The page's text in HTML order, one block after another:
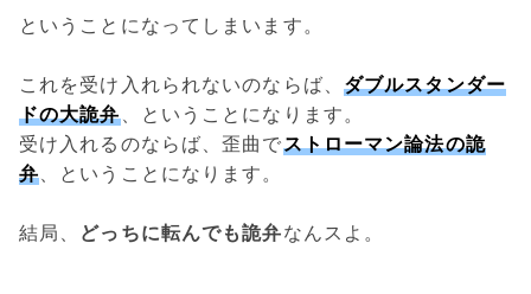
ということになってしまいます。
これを受け入れられないのならば、 ダブルスタンダー
ドの大詭弁、ということになります。
受け入れるのならば、歪曲でストローマン論法の詭
弁、ということになります。
結局、 どっちに転んでも詭弁なんスよ。